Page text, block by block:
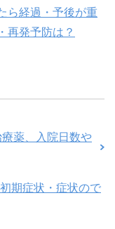
ら経過・予後が重
再発予防は？
薬、入院日数や
期症状・症状ので